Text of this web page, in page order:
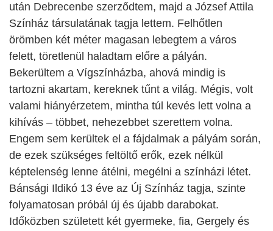
után Debrecenbe szerződtem, majd a József Attila
Színház társulatának tagja lettem. Felhőtlen
örömben két méter magasan lebegtem a város
felett, töretlenül haladtam előre a pályán.
Bekerültem a Vígszínházba, ahová mindig is
tartozni akartam, kereknek tűnt a világ. Mégis, volt
valami hiányérzetem, mintha túl kevés lett volna a
kihívás – többet, nehezebbet szerettem volna.
Engem sem kerültek el a fájdalmak a pályám során,
de ezek szükséges feltöltő erők, ezek nélkül
képtelenség lenne átélni, megélni a színházi létet.
Bánsági Ildikó 13 éve az Új Színház tagja, szinte
folyamatosan próbál új és újabb darabokat.
Időközben született két gyermeke, fia, Gergely és